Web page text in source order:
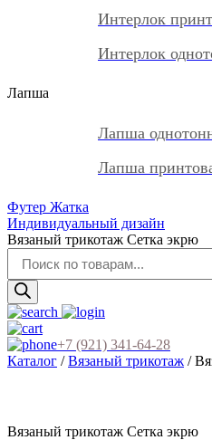
Интерлок
Интерлок
Лапша
Лапша
Лапша
Футер Жатка
Индивидуальный дизайн
Вязаный трикотаж Сетка экрю
товаров
+7 (921) 341-64-28
Каталог /Вязаный трикотаж /
Вязаный трикотаж Сетка экрю